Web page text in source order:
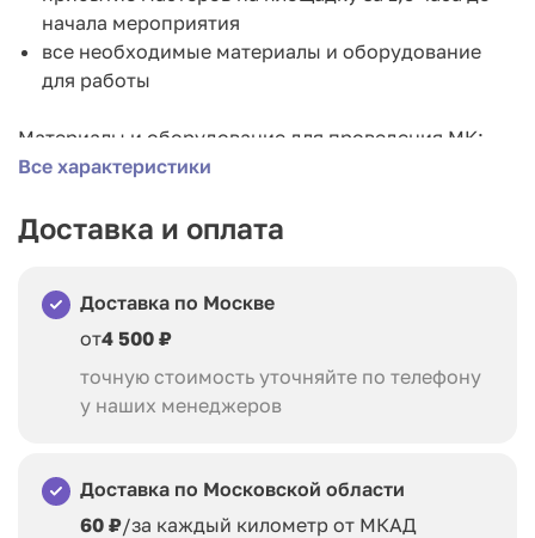
начала мероприятия
все необходимые материалы и оборудование
для работы
Материалы и оборудование для проведения МК:
деревянная заготовка матрешки
трафареты
блестки
упаковка (доп. опция - брендирование упаковки)
Рекомендуемый возраст участников: от 7 лет
Среднее время на изготовление : 15 минут
Все характеристики
Доставка и оплата
Доставка по Москве
от4 500 ₽
точную стоимость уточняйте по телефону
у наших менеджеров
Доставка по Московской области
60 ₽/за каждый километр от МКАД